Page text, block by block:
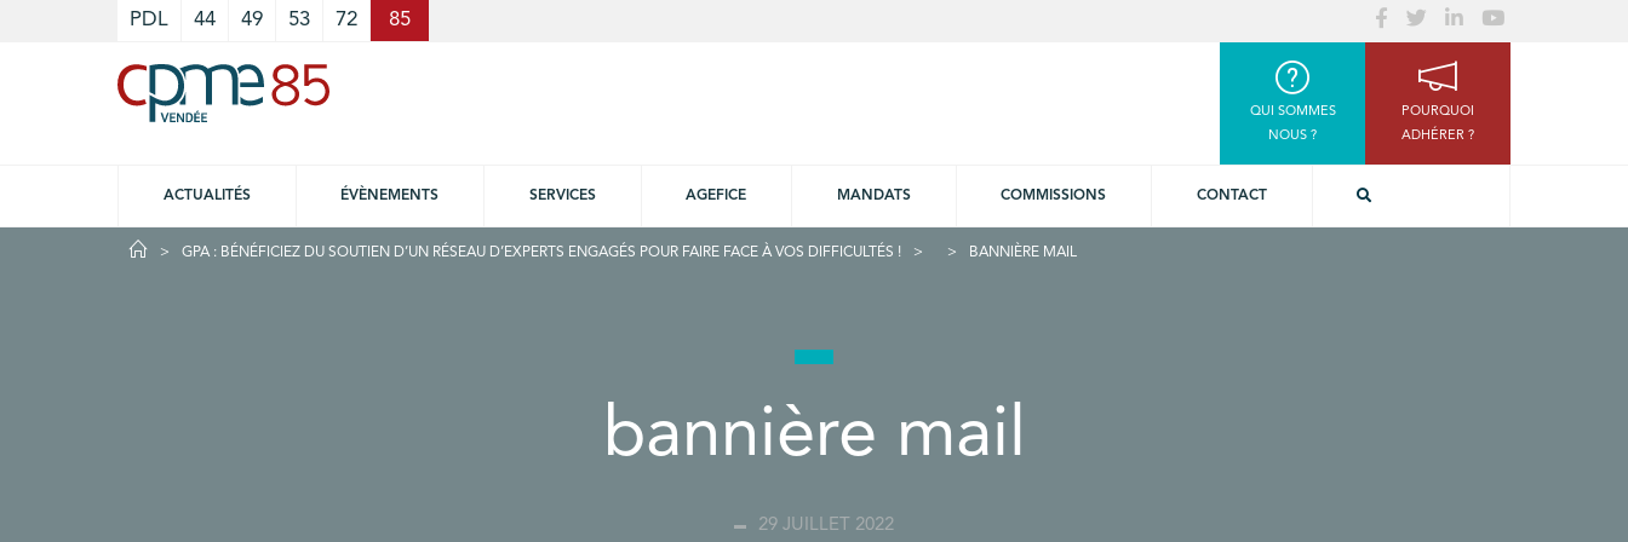
PDL 44 49 53 72 85
QUI SOMMES
NOUS ?
POURQUOI
ADHÉRER ?
ACTUALITÉS ÉVÈNEMENTS SERVICES AGEFICE MANDATS COMMISSIONS CONTACT
GPA : BÉNÉFICIEZ DU SOUTIEN D’UN RÉSEAU D’EXPERTS ENGAGÉS POUR FAIRE FACE À VOS DIFFICULTÉS ! BANNIÈRE MAIL
bannière mail
29 JUILLET 2022
Cookies management panel